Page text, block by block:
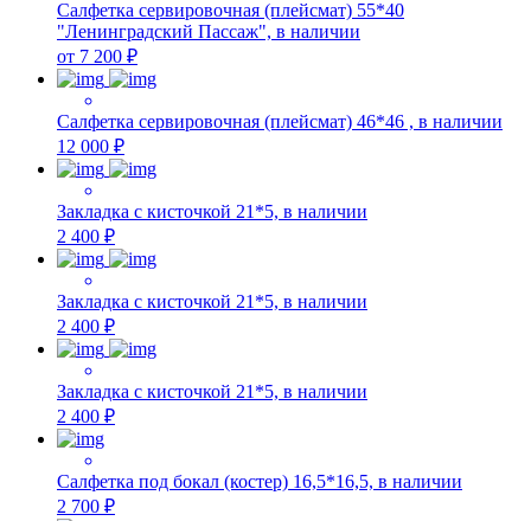
Салфетка сервировочная (плейсмат) 55*40
"Ленинградский Пассаж", в наличии
от 7 200 ₽
Салфетка сервировочная (плейсмат) 46*46 , в наличии
12 000 ₽
Закладка с кисточкой 21*5, в наличии
2 400 ₽
Закладка с кисточкой 21*5, в наличии
2 400 ₽
Закладка с кисточкой 21*5, в наличии
2 400 ₽
Салфетка под бокал (костер) 16,5*16,5, в наличии
2 700 ₽